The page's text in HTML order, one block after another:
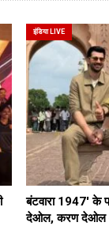
इंडिया LIVE
बंटवारा 1947′
देओल, करण देओल